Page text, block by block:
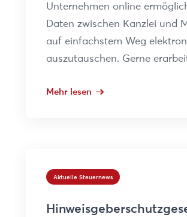
Unternehmen online
Daten zwischen Kanzlei und
auf einfachstem Weg
auszutauschen. Gerne
Mehr lesen
Aktuelle Steuernews